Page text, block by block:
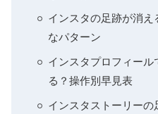
インスタの足跡が消
なパターン
インスタプロフィール
る？操作別早見表
インスタストーリー